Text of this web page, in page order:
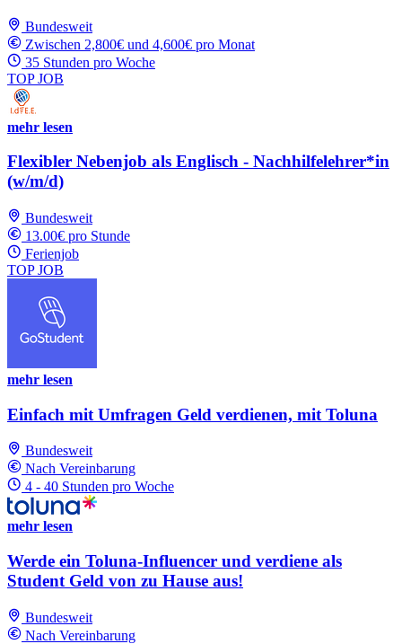
Bundesweit
Zwischen 2,800€ und 4,600€ pro Monat
35 Stunden pro Woche
TOP JOB
mehr lesen
Flexibler Nebenjob als Englisch - Nachhilfelehrer*in
(w/m/d)
Bundesweit
13.00€ pro Stunde
Ferienjob
TOP JOB
mehr lesen
Einfach mit Umfragen Geld verdienen, mit Toluna
Bundesweit
Nach Vereinbarung
4 - 40 Stunden pro Woche
mehr lesen
Werde ein Toluna-Influencer und verdiene als
Student Geld von zu Hause aus!
Bundesweit
Nach Vereinbarung